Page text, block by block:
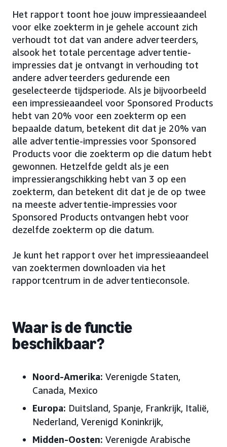
Het rapport toont hoe jouw impressieaandeel
voor elke zoekterm in je gehele account zich
verhoudt tot dat van andere adverteerders,
alsook het totale percentage advertentie-
impressies dat je ontvangt in verhouding tot
andere adverteerders gedurende een
geselecteerde tijdsperiode. Als je bijvoorbeeld
een impressieaandeel voor Sponsored Products
hebt van 20% voor een zoekterm op een
bepaalde datum, betekent dit dat je 20% van
alle advertentie-impressies voor Sponsored
Products voor die zoekterm op die datum hebt
gewonnen. Hetzelfde geldt als je een
impressierangschikking hebt van 3 op een
zoekterm, dan betekent dit dat je de op twee
na meeste advertentie-impressies voor
Sponsored Products ontvangen hebt voor
dezelfde zoekterm op die datum.
Je kunt het rapport over het impressieaandeel
van zoektermen downloaden via het
rapportcentrum in de advertentieconsole.
Waar is de functie
beschikbaar?
Noord-Amerika: Verenigde Staten,
Canada, Mexico
Europa: Duitsland, Spanje, Frankrijk, Italië,
Nederland, Verenigd Koninkrijk,
Midden-Oosten: Verenigde Arabische